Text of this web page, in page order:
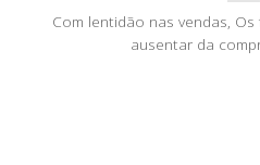
Com lentidão nas vendas,
ausentar da